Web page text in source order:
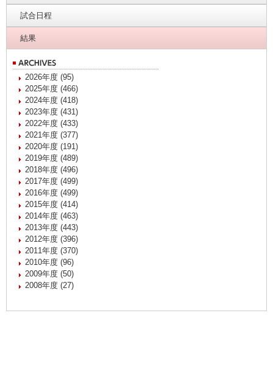
試合日程
結果
2026年度 (95)
2025年度 (466)
2024年度 (418)
2023年度 (431)
2022年度 (433)
2021年度 (377)
2020年度 (191)
2019年度 (489)
2018年度 (496)
2017年度 (499)
2016年度 (499)
2015年度 (414)
2014年度 (463)
2013年度 (443)
2012年度 (396)
2011年度 (370)
2010年度 (96)
2009年度 (50)
2008年度 (27)